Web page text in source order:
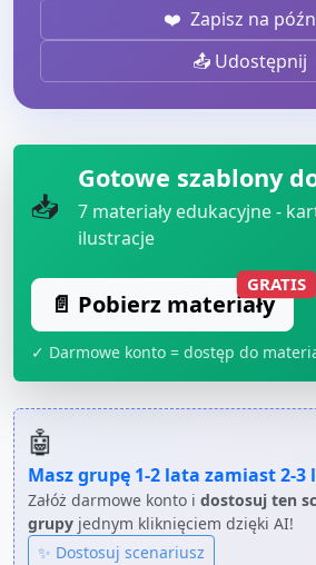
❤️ Zapisz na
📤 Udostępnij
📥
Gotowe szablony
7 materiały edukacyjne -
ilustracje
📄 Pobierz materiały
GRATIS
✓ Darmowe konto = dostęp do
🤖
Masz grupę 1-2 lata zamiast2-3
Załóż darmowe konto i dostosuj ten
grupy jednym kliknięciem dzięki AI!
✨ Dostosuj scenariusz